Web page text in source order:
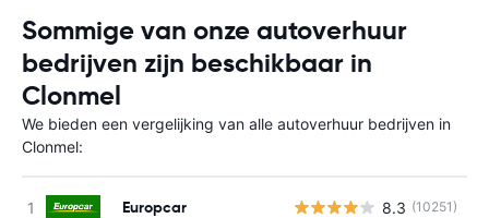
Sommige van onze autoverhuur
bedrijven zijn beschikbaar in
Clonmel
We bieden een vergelijking van alle autoverhuur bedrijven in
Clonmel:
Europcar 8.3 (10251)